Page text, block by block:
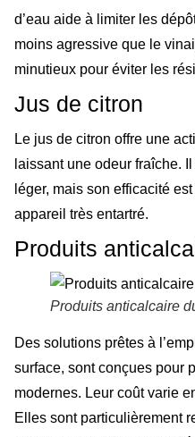
d’eau aide à limiter les
moins agressive que le
minutieux pour éviter les
Jus de citron
Le jus de citron offre une
laissant une odeur fraîche.
léger, mais son efficacité
appareil très entartré.
Produits
Produits anticalcaire
Des solutions prêtes à
surface, sont conçues pour
modernes. Leur coût varie
Elles sont particulièrement